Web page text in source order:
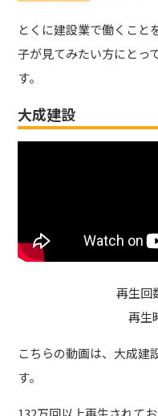
とくに建設業で働くこと
子が見てみたい方にとっ
す。
大成建設
再生回
再生
こちらの動画は、大成建
す。